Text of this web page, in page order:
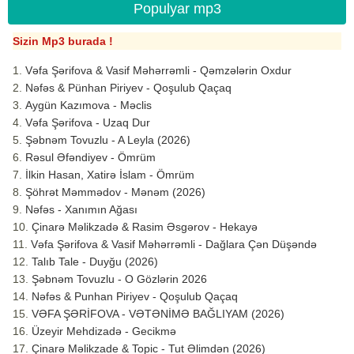
Populyar mp3
Sizin Mp3 burada !
Vəfa Şərifova & Vasif Məhərrəmli - Qəmzələrin Oxdur
Nəfəs & Pünhan Piriyev - Qoşulub Qaçaq
Aygün Kazımova - Məclis
Vəfa Şərifova - Uzaq Dur
Şəbnəm Tovuzlu - A Leyla (2026)
Rəsul Əfəndiyev - Ömrüm
İlkin Hasan, Xatirə İslam - Ömrüm
Şöhrət Məmmədov - Mənəm (2026)
Nəfəs - Xanımın Ağası
Çinarə Məlikzadə & Rasim Əsgərov - Hekayə
Vəfa Şərifova & Vasif Məhərrəmli - Dağlara Çən Düşəndə
Talıb Tale - Duyğu (2026)
Şəbnəm Tovuzlu - O Gözlərin 2026
Nəfəs & Punhan Piriyev - Qoşulub Qaçaq
VƏFA ŞƏRİFOVA - VƏTƏNİMƏ BAĞLIYAM (2026)
Üzeyir Mehdizadə - Gecikmə
Çinarə Məlikzade & Topic - Tut Əlimdən (2026)